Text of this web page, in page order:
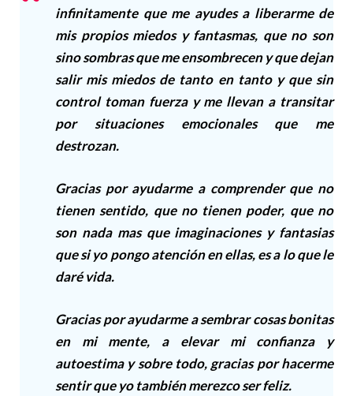
infinitamente que me ayudes a liberarme de
mis propios miedos y fantasmas, que no son
sino sombras que me ensombrecen y que dejan
salir mis miedos de tanto en tanto y que sin
control toman fuerza y me llevan a transitar
por situaciones emocionales que me
destrozan.
Gracias por ayudarme a comprender que no
tienen sentido, que no tienen poder, que no
son nada mas que imaginaciones y fantasias
que si yo pongo atención en ellas, es a lo que le
daré vida.
Gracias por ayudarme a sembrar cosas bonitas
en mi mente, a elevar mi confianza y
autoestima y sobre todo, gracias por hacerme
sentir que yo también merezco ser feliz.